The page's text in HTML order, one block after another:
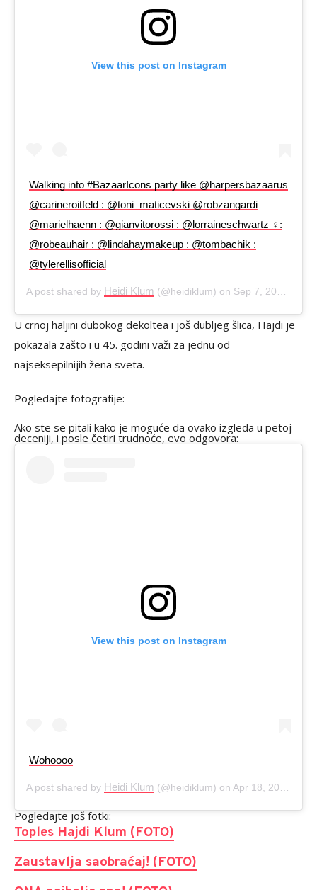
View this post on Instagram
Walking into #BazaarIcons party like @harpersbazaarus
@carineroitfeld : @toni_maticevski @robzangardi
@marielhaenn : @gianvitorossi : @lorraineschwartz ‍♀️:
@robeauhair : @lindahaymakeup : @tombachik :
@tylerellisofficial
A post shared by Heidi Klum (@heidiklum) on Sep 7, 2018 at 7:31pm PDT
U crnoj haljini dubokog dekoltea i još dubljeg šlica, Hajdi je
pokazala zašto i u 45. godini važi za jednu od
najseksepilnijih žena sveta.
Pogledajte fotografije:
Ako ste se pitali kako je moguće da ovako izgleda u petoj
deceniji, i posle četiri trudnoće, evo odgovora:
View this post on Instagram
Wohoooo
A post shared by Heidi Klum (@heidiklum) on Apr 18, 2017 at 8:56am PDT
Pogledajte još fotki:
Toples Hajdi Klum (FOTO)
Zaustavlja saobraćaj! (FOTO)